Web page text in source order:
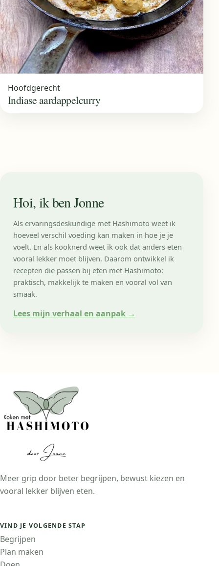
Hoofdgerecht
Indiase aardappelcurry
Hoi, ik ben Jonne
Als ervaringsdeskundige met Hashimoto weet ik
hoeveel verschil voeding kan maken in hoe je je
voelt. En als kooknerd weet ik ook dat anders eten
vooral lekker moet blijven. Daarom ontwikkel ik
recepten die passen bij eten met Hashimoto:
praktisch, makkelijk te maken en vooral vol van
smaak.
Lees mijn verhaal en aanpak →
Meer grip door beter begrijpen, bewust kiezen en
vooral lekker blijven eten.
VIND JE VOLGENDE STAP
Begrijpen
Plan maken